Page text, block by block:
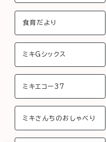
食育だより
ミキGシックス
ミキエコー37
ミキさんちのおしゃべり